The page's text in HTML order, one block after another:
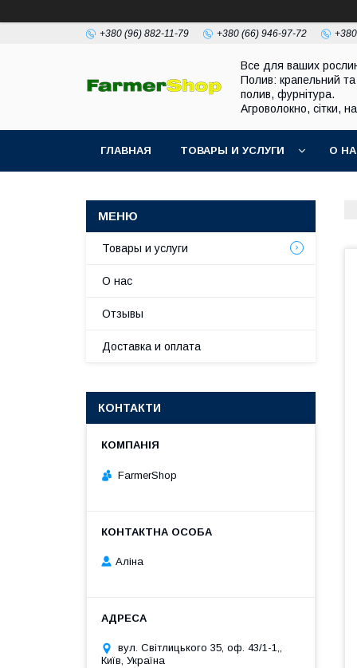
+380 (96) 882-11-79 +380 (66) 946-97-72
Все для ваших
Полив: крапельний та
полив, фурнітура.
Агроволокно, сітки,
ГЛАВНАЯ ТОВАРЫ И УСЛУГИ О
Товары и услуги
О нас
Отзывы
Доставка и оплата
КОНТАКТИ
FarmerShop
Аліна
вул. Світлицького 35, оф. 43/1-1,,
Київ, Україна